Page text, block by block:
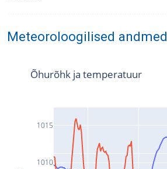
Meteoroloogilised andmed
1010
1015
Õhurõhk ja temperatuur